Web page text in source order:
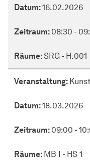
Datum:16.02.2026
Zeitraum: 08:30 -
Räume:SRG - H.001
Veranstaltung:
Datum:18.03.2026
Zeitraum: 09:00 -
Räume: MB I - HS 1